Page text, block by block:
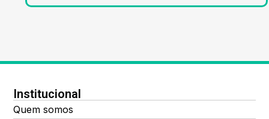
Institucional
Quem somos